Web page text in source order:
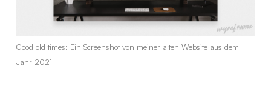
Good old times: Ein Screenshot von meiner alten Website aus dem
Jahr 2021